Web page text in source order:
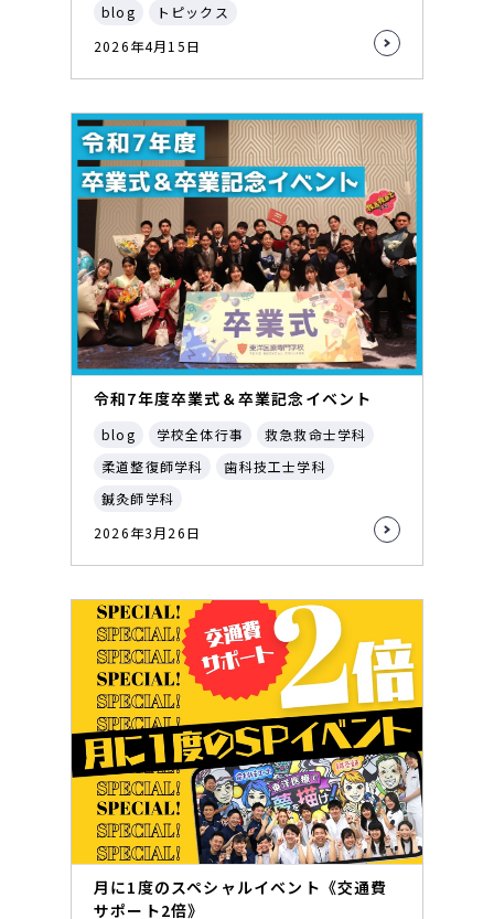
blog
トピックス
2026年4月15日
令和7年度卒業式＆卒業記念イベント
blog 学校全体行事
救急救命士学科
柔道整復師学科
歯科技工士学科
鍼灸師学科
2026年3月26日
月に1度のスペシャルイベント《交通費
サポート2倍》